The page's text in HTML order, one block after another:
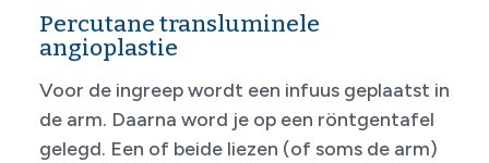
Percutane transluminele
angioplastie
Voor de ingreep wordt een infuus geplaatst in
de arm. Daarna word je op een röntgentafel
gelegd. Een of beide liezen (of soms de arm)